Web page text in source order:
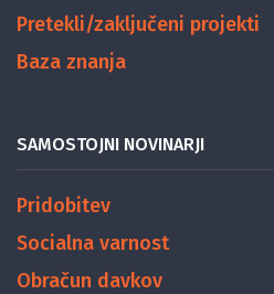
Pretekli/zaključeni projekti
Baza znanja
SAMOSTOJNI NOVINARJI
Pridobitev
Socialna varnost
Obračun davkov